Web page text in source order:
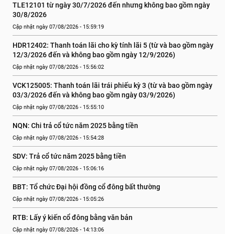
TLE12101 từ ngày 30/7/2026 đến nhưng không bao gồm ngày
30/8/2026
Cập nhật ngày 07/08/2026 - 15:59:19
HDR12402: Thanh toán lãi cho kỳ tính lãi 5 (từ và bao gồm ngày
12/3/2026 đến và không bao gồm ngày 12/9/2026)
Cập nhật ngày 07/08/2026 - 15:56:02
VCK125005: Thanh toán lãi trái phiếu kỳ 3 (từ và bao gồm ngày
03/3/2026 đến và không bao gồm ngày 03/9/2026)
Cập nhật ngày 07/08/2026 - 15:55:10
NQN: Chi trả cổ tức năm 2025 bằng tiền
Cập nhật ngày 07/08/2026 - 15:54:28
SDV: Trả cổ tức năm 2025 bằng tiền
Cập nhật ngày 07/08/2026 - 15:06:16
BBT: Tổ chức Đại hội đồng cổ đông bất thường
Cập nhật ngày 07/08/2026 - 15:05:26
RTB: Lấy ý kiến cổ đông bằng văn bản
Cập nhật ngày 07/08/2026 - 14:13:06